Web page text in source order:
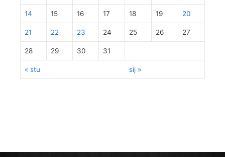
« stu sij »
14 15 16 17 18 19 20
21 22 23 24 25 26 27
28 29 30 31